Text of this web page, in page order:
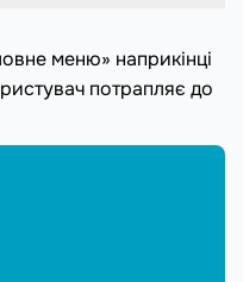
меню» наприкінці
потрапляє до